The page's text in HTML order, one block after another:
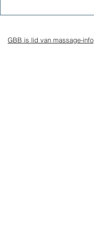
GBB is lid van massage-info